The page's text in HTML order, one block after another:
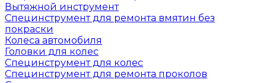
Вытяжной инструмент
Специнструмент для ремонта вмятин без
покраски
Колеса автомобиля
Головки для колес
Специнструмент для колес
Специнструмент для ремонта проколов